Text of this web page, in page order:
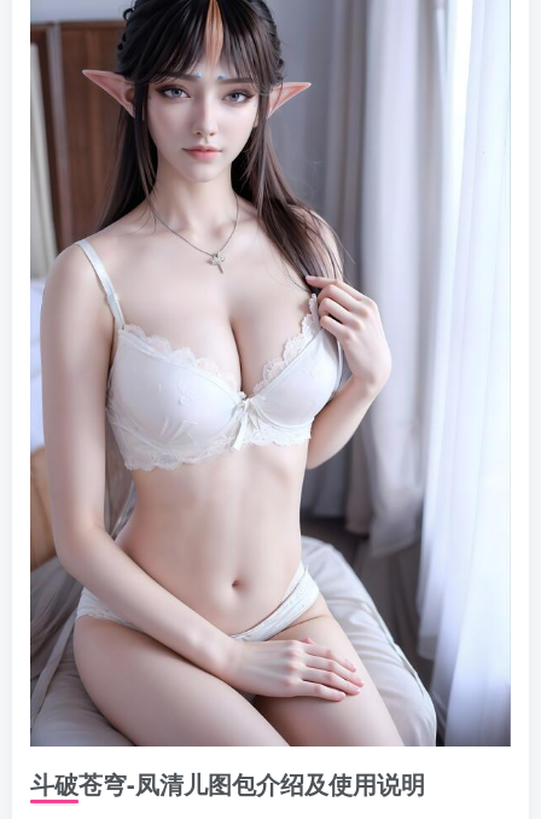
斗破苍穹-凤清儿图包介绍及使用说明